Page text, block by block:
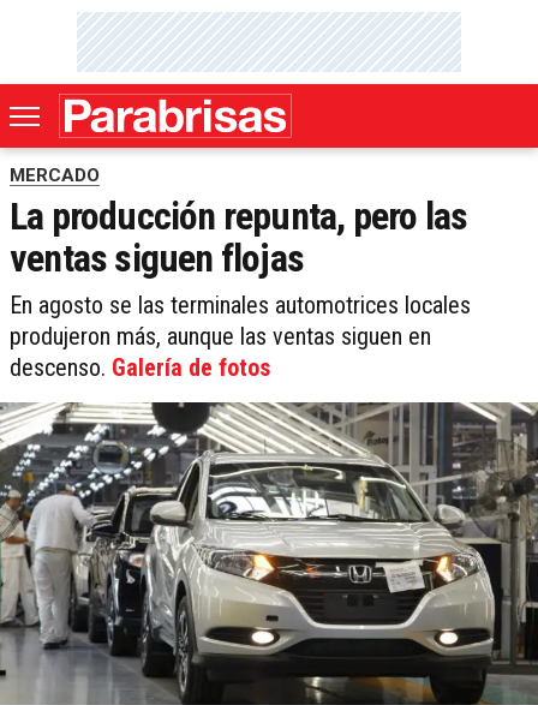
MERCADO
La producción repunta, pero las
ventas siguen flojas
En agosto se las terminales automotrices locales
produjeron más, aunque las ventas siguen en
descenso. Galería de fotos